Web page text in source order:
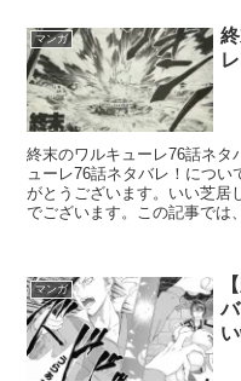
マンガ
終末のワルキューレ76話ネタ
ューレ76話ネタバレ！につい
がとうございます。いい芝居
でございます。この記事では
マンガ